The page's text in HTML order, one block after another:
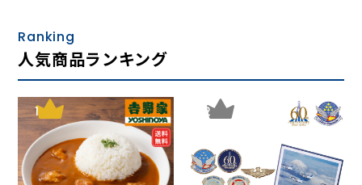
Ranking
人気商品ランキング
1 2